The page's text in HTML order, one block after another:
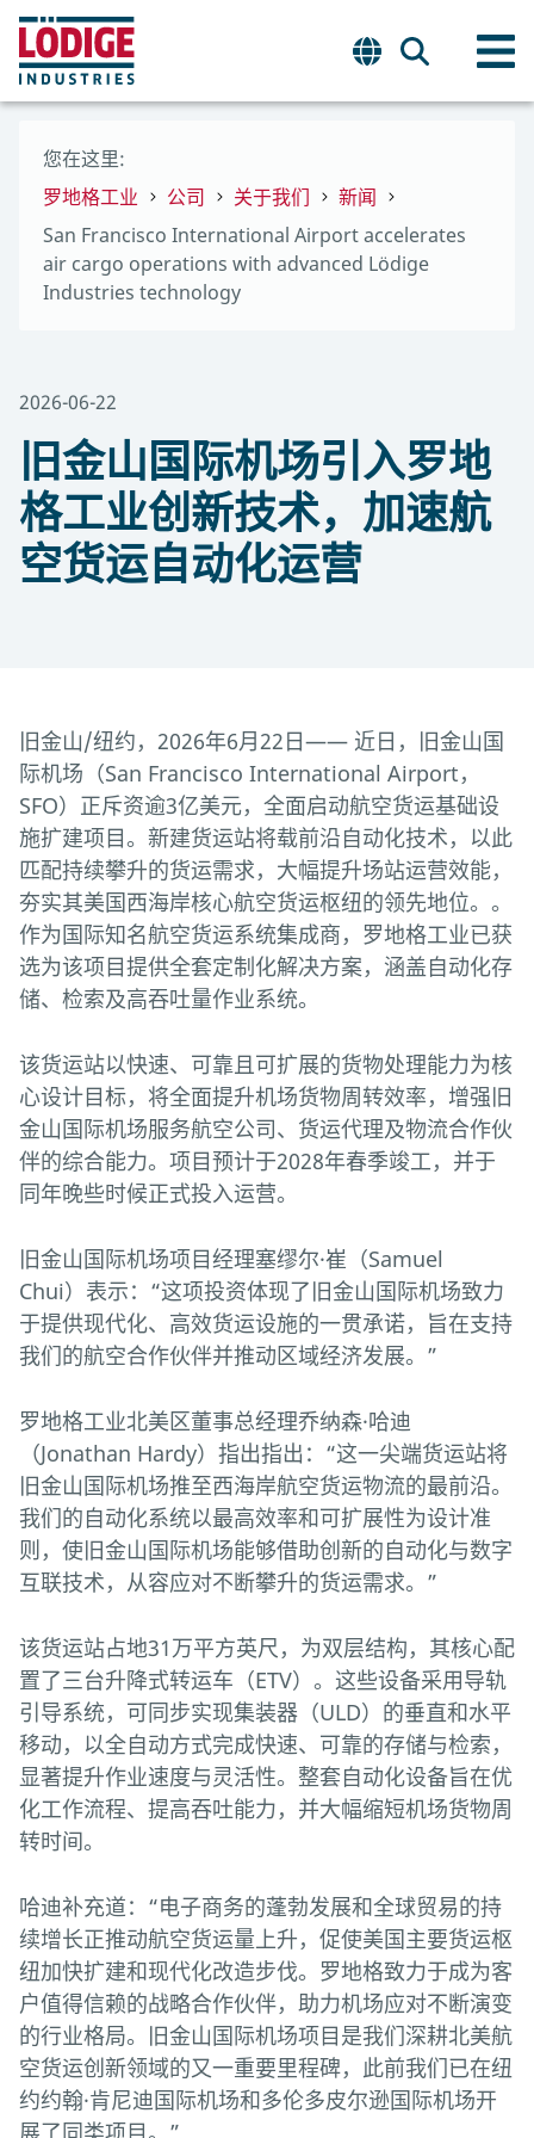
您在这里:
罗地格工业
公司 关于我们
新闻
San Francisco International Airport accelerates
air cargo operations with advanced Lödige
Industries technology
2026-06-22
旧金山国际机场引入罗地
格工业创新技术，加速航
空货运自动化运营
旧金山/纽约，2026年6月22日—— 近日，旧金山国
际机场（San Francisco International Airport，
SFO）正斥资逾3亿美元，全面启动航空货运基础设
施扩建项目。新建货运站将载前沿自动化技术，以此
匹配持续攀升的货运需求，大幅提升场站运营效能，
夯实其美国西海岸核心航空货运枢纽的领先地位。。
作为国际知名航空货运系统集成商，罗地格工业已获
选为该项目提供全套定制化解决方案，涵盖自动化存
储、检索及高吞吐量作业系统。
该货运站以快速、可靠且可扩展的货物处理能力为核
心设计目标，将全面提升机场货物周转效率，增强旧
金山国际机场服务航空公司、货运代理及物流合作伙
伴的综合能力。项目预计于2028年春季竣工，并于
同年晚些时候正式投入运营。
旧金山国际机场项目经理塞缪尔·崔（Samuel
Chui）表示：“这项投资体现了旧金山国际机场致力
于提供现代化、高效货运设施的一贯承诺，旨在支持
我们的航空合作伙伴并推动区域经济发展。”
罗地格工业北美区董事总经理乔纳森·哈迪
（Jonathan Hardy）指出指出：“这一尖端货运站将
旧金山国际机场推至西海岸航空货运物流的最前沿。
我们的自动化系统以最高效率和可扩展性为设计准
则，使旧金山国际机场能够借助创新的自动化与数字
互联技术，从容应对不断攀升的货运需求。”
该货运站占地31万平方英尺，为双层结构，其核心配
置了三台升降式转运车（ETV）。这些设备采用导轨
引导系统，可同步实现集装器（ULD）的垂直和水平
移动，以全自动方式完成快速、可靠的存储与检索，
显著提升作业速度与灵活性。整套自动化设备旨在优
化工作流程、提高吞吐能力，并大幅缩短机场货物周
转时间。
哈迪补充道：“电子商务的蓬勃发展和全球贸易的持
续增长正推动航空货运量上升，促使美国主要货运枢
纽加快扩建和现代化改造步伐。罗地格致力于成为客
户值得信赖的战略合作伙伴，助力机场应对不断演变
的行业格局。旧金山国际机场项目是我们深耕北美航
空货运创新领域的又一重要里程碑，此前我们已在纽
约约翰·肯尼迪国际机场和多伦多皮尔逊国际机场开
展了同类项目。”